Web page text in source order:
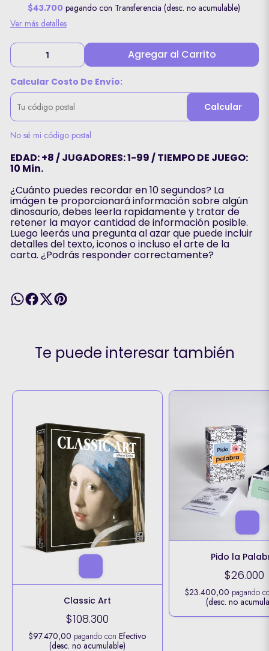
$43.700 pagando con Transferencia (desc. no acumulable)
Ver más detalles
Agregar al Carrito
Calcular Costo De Envío:
Calcular
No sé mi código postal
EDAD: +8 / JUGADORES: 1-99 / TIEMPO DE JUEGO:
10 Min.
¿Cuánto puedes recordar en 10 segundos? La
imágen te proporcionará información sobre algún
dinosaurio, debes leerla rapidamente y tratar de
retener la mayor cantidad de información posible.
Luego leerás una pregunta al azar que puede incluir
detalles del texto, iconos o incluso el arte de la
carta. ¿Podrás responder correctamente?
Te puede interesar también
Classic Art
$108.300
$97.470,00 pagando conEfectivo
(desc. no acumulable)
Pido la
$26.000
$23.400,00 pagando
(desc. no